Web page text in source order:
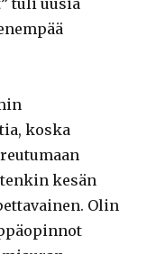
koska
kesän
Olin